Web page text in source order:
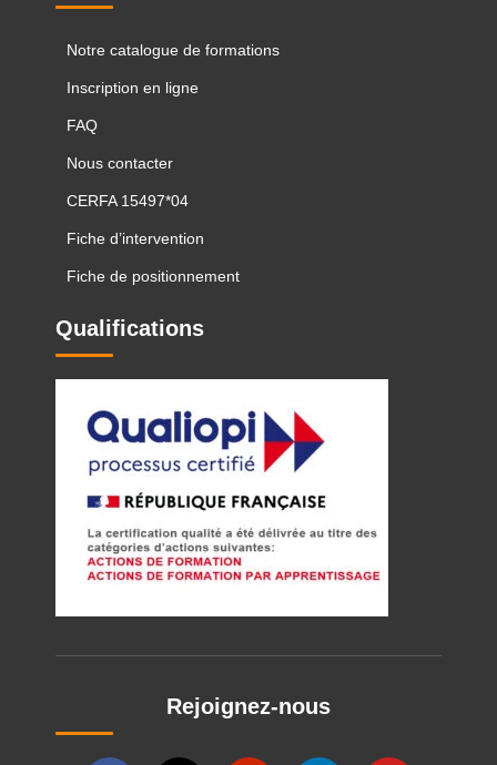
Notre catalogue de formations
Inscription en ligne
FAQ
Nous contacter
CERFA 15497*04
Fiche d’intervention
Fiche de positionnement
Qualifications
Rejoignez-nous